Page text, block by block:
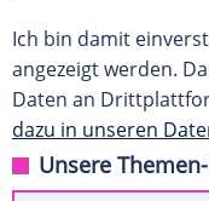
Ich bin damit
angezeigt werden.
Daten an
dazu in unseren
Unsere